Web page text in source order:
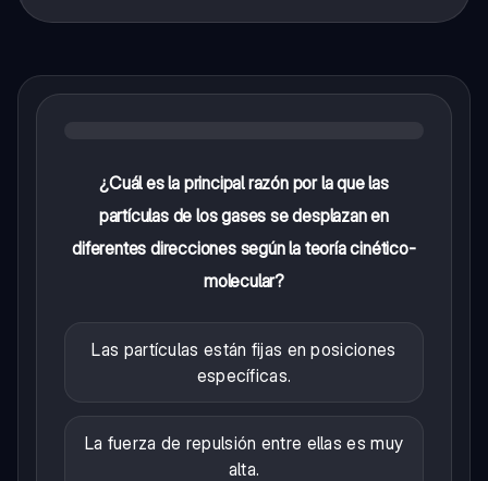
¿Cuál es la principal razón por la que las
partículas de los gases se desplazan en
diferentes direcciones según la teoría cinético-
molecular?
Las partículas están fijas en posiciones
específicas.
La fuerza de repulsión entre ellas es muy
alta.